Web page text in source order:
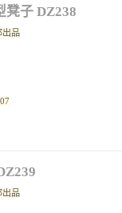
凳子 DZ238
出品
出品